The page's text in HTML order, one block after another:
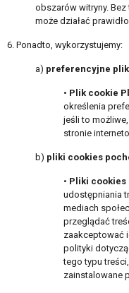
obszarów witryny.
może działać
6. Ponadto, wykorzystujemy:
a) preferencyjne
• Plik cookie
określenia
jeśli to
stronie
b) pliki cookies
• Pliki cookies
udostępniania
mediach
przeglądać
zaakceptować
polityki
tego typu
zainstalowane